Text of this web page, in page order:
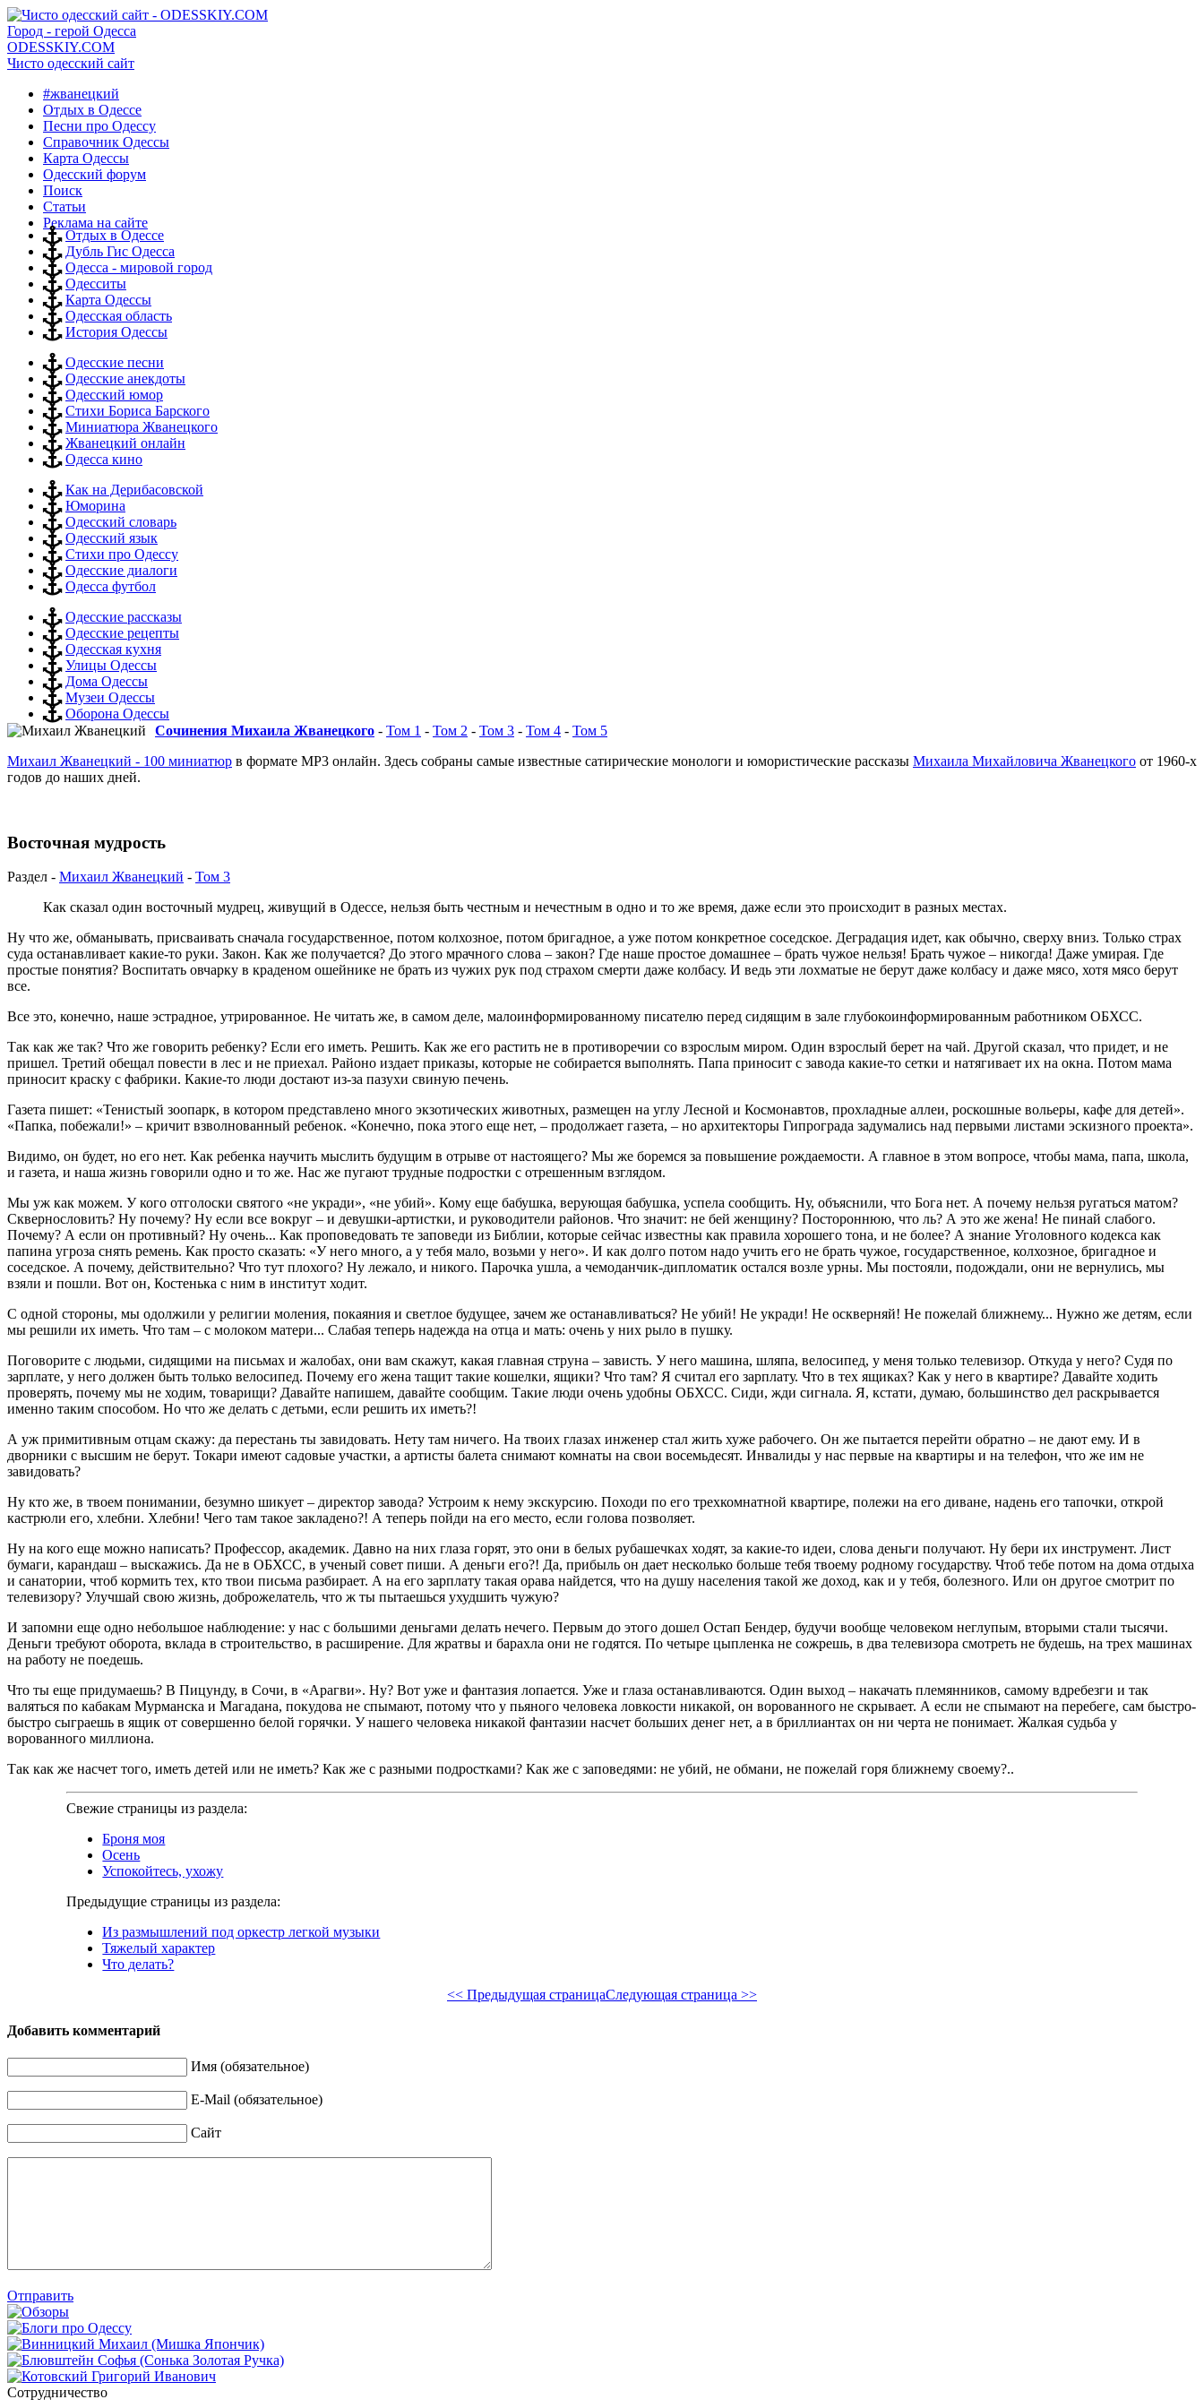
Город - герой Одесса
ODESSKIY.COM
Чисто одесский сайт
#жванецкий
Отдых в Одессе
Песни про Одессу
Справочник Одессы
Карта Одессы
Одесский форум
Поиск
Статьи
Реклама на сайте
Отдых в Одессе
Дубль Гис Одесса
Одесса - мировой город
Одесситы
Карта Одессы
Одесская область
История Одессы
Одесские песни
Одесские анекдоты
Одесский юмор
Стихи Бориса Барского
Миниатюра Жванецкого
Жванецкий онлайн
Одесса кино
Как на Дерибасовской
Юморина
Одесский словарь
Одесский язык
Стихи про Одессу
Одесские диалоги
Одесса футбол
Одесские рассказы
Одесские рецепты
Одесская кухня
Улицы Одессы
Дома Одессы
Музеи Одессы
Оборона Одессы
Сочинения Михаила Жванецкого - Том 1 - Том 2 - Том 3 - Том 4 - Том 5
Михаил Жванецкий - 100 миниатюр в формате MP3 онлайн. Здесь собраны самые известные сатирические монологи и юмористические рассказы Михаила Михайловича Жванецкого от 1960-х
годов до наших дней.
Восточная мудрость
Раздел - Михаил Жванецкий - Том 3
Как сказал один восточный мудрец, живущий в Одессе, нельзя быть честным и нечестным в одно и то же время, даже если это происходит в разных местах.
Ну что же, обманывать, присваивать сначала государственное, потом колхозное, потом бригадное, а уже потом конкретное соседское. Деградация идет, как обычно, сверху вниз. Только страх
суда останавливает какие-то руки. Закон. Как же получается? До этого мрачного слова – закон? Где наше простое домашнее – брать чужое нельзя! Брать чужое – никогда! Даже умирая. Где
простые понятия? Воспитать овчарку в краденом ошейнике не брать из чужих рук под страхом смерти даже колбасу. И ведь эти лохматые не берут даже колбасу и даже мясо, хотя мясо берут
все.
Все это, конечно, наше эстрадное, утрированное. Не читать же, в самом деле, малоинформированному писателю перед сидящим в зале глубокоинформированным работником ОБХСС.
Так как же так? Что же говорить ребенку? Если его иметь. Решить. Как же его растить не в противоречии со взрослым миром. Один взрослый берет на чай. Другой сказал, что придет, и не
пришел. Третий обещал повести в лес и не приехал. Районо издает приказы, которые не собирается выполнять. Папа приносит с завода какие-то сетки и натягивает их на окна. Потом мама
приносит краску с фабрики. Какие-то люди достают из-за пазухи свиную печень.
Газета пишет: «Тенистый зоопарк, в котором представлено много экзотических животных, размещен на углу Лесной и Космонавтов, прохладные аллеи, роскошные вольеры, кафе для детей».
«Папка, побежали!» – кричит взволнованный ребенок. «Конечно, пока этого еще нет, – продолжает газета, – но архитекторы Гипрограда задумались над первыми листами эскизного проекта».
Видимо, он будет, но его нет. Как ребенка научить мыслить будущим в отрыве от настоящего? Мы же боремся за повышение рождаемости. А главное в этом вопросе, чтобы мама, папа, школа,
и газета, и наша жизнь говорили одно и то же. Нас же пугают трудные подростки с отрешенным взглядом.
Мы уж как можем. У кого отголоски святого «не укради», «не убий». Кому еще бабушка, верующая бабушка, успела сообщить. Ну, объяснили, что Бога нет. А почему нельзя ругаться матом?
Сквернословить? Ну почему? Ну если все вокруг – и девушки-артистки, и руководители районов. Что значит: не бей женщину? Постороннюю, что ль? А это же жена! Не пинай слабого.
Почему? А если он противный? Ну очень... Как проповедовать те заповеди из Библии, которые сейчас известны как правила хорошего тона, и не более? А знание Уголовного кодекса как
папина угроза снять ремень. Как просто сказать: «У него много, а у тебя мало, возьми у него». И как долго потом надо учить его не брать чужое, государственное, колхозное, бригадное и
соседское. А почему, действительно? Что тут плохого? Ну лежало, и никого. Парочка ушла, а чемоданчик-дипломатик остался возле урны. Мы постояли, подождали, они не вернулись, мы
взяли и пошли. Вот он, Костенька с ним в институт ходит.
С одной стороны, мы одолжили у религии моления, покаяния и светлое будущее, зачем же останавливаться? Не убий! Не укради! Не оскверняй! Не пожелай ближнему... Нужно же детям, если
мы решили их иметь. Что там – с молоком матери... Слабая теперь надежда на отца и мать: очень у них рыло в пушку.
Поговорите с людьми, сидящими на письмах и жалобах, они вам скажут, какая главная струна – зависть. У него машина, шляпа, велосипед, у меня только телевизор. Откуда у него? Судя по
зарплате, у него должен быть только велосипед. Почему его жена тащит такие кошелки, ящики? Что там? Я считал его зарплату. Что в тех ящиках? Как у него в квартире? Давайте ходить
проверять, почему мы не ходим, товарищи? Давайте напишем, давайте сообщим. Такие люди очень удобны ОБХСС. Сиди, жди сигнала. Я, кстати, думаю, большинство дел раскрывается
именно таким способом. Но что же делать с детьми, если решить их иметь?!
А уж примитивным отцам скажу: да перестань ты завидовать. Нету там ничего. На твоих глазах инженер стал жить хуже рабочего. Он же пытается перейти обратно – не дают ему. И в
дворники с высшим не берут. Токари имеют садовые участки, а артисты балета снимают комнаты на свои восемьдесят. Инвалиды у нас первые на квартиры и на телефон, что же им не
завидовать?
Ну кто же, в твоем понимании, безумно шикует – директор завода? Устроим к нему экскурсию. Походи по его трехкомнатной квартире, полежи на его диване, надень его тапочки, открой
кастрюли его, хлебни. Хлебни! Чего там такое закладено?! А теперь пойди на его место, если голова позволяет.
Ну на кого еще можно написать? Профессор, академик. Давно на них глаза горят, это они в белых рубашечках ходят, за какие-то идеи, слова деньги получают. Ну бери их инструмент. Лист
бумаги, карандаш – выскажись. Да не в ОБХСС, в ученый совет пиши. А деньги его?! Да, прибыль он дает несколько больше тебя твоему родному государству. Чтоб тебе потом на дома отдыха
и санатории, чтоб кормить тех, кто твои письма разбирает. А на его зарплату такая орава найдется, что на душу населения такой же доход, как и у тебя, болезного. Или он другое смотрит по
телевизору? Улучшай свою жизнь, доброжелатель, что ж ты пытаешься ухудшить чужую?
И запомни еще одно небольшое наблюдение: у нас с большими деньгами делать нечего. Первым до этого дошел Остап Бендер, будучи вообще человеком неглупым, вторыми стали тысячи.
Деньги требуют оборота, вклада в строительство, в расширение. Для жратвы и барахла они не годятся. По четыре цыпленка не сожрешь, в два телевизора смотреть не будешь, на трех машинах
на работу не поедешь.
Что ты еще придумаешь? В Пицунду, в Сочи, в «Арагви». Ну? Вот уже и фантазия лопается. Уже и глаза останавливаются. Один выход – накачать племянников, самому вдребезги и так
валяться по кабакам Мурманска и Магадана, покудова не спымают, потому что у пьяного человека ловкости никакой, он ворованного не скрывает. А если не спымают на перебеге, сам быстро-
быстро сыграешь в ящик от совершенно белой горячки. У нашего человека никакой фантазии насчет больших денег нет, а в бриллиантах он ни черта не понимает. Жалкая судьба у
ворованного миллиона.
Так как же насчет того, иметь детей или не иметь? Как же с разными подростками? Как же с заповедями: не убий, не обмани, не пожелай горя ближнему своему?..
Свежие страницы из раздела:
Броня моя
Осень
Успокойтесь, ухожу
Предыдущие страницы из раздела:
Из размышлений под оркестр легкой музыки
Тяжелый характер
Что делать?
<< Предыдущая страницаСледующая страница >>
Добавить комментарий
Имя (обязательное)
E-Mail (обязательное)
Сайт
Отправить
Сотрудничество